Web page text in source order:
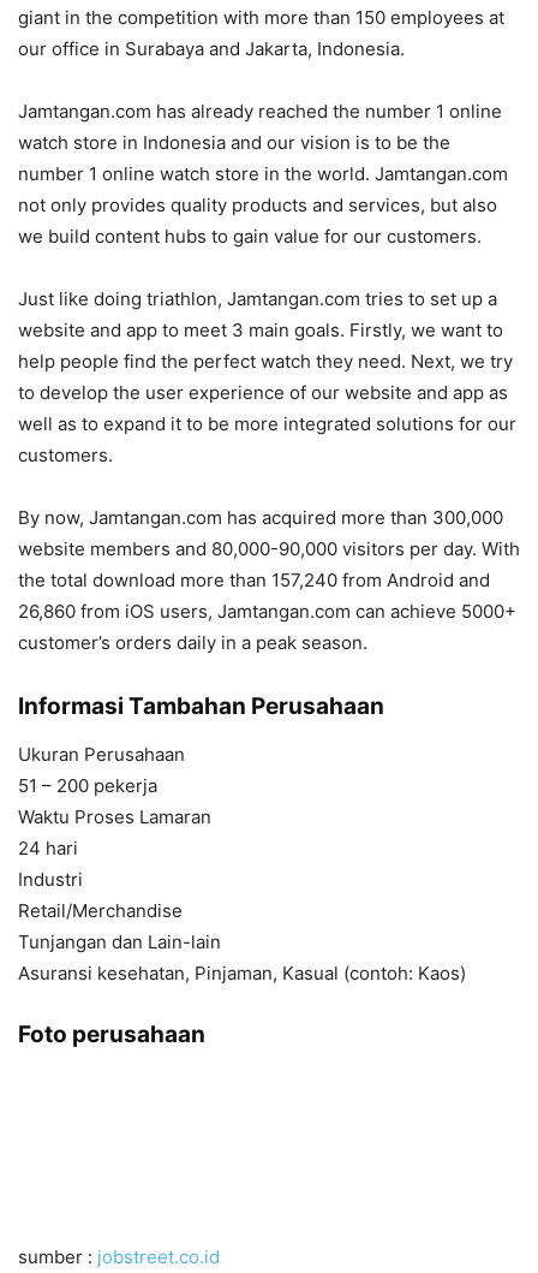
giant in the competition with more than 150 employees at
our office in Surabaya and Jakarta, Indonesia.
Jamtangan.com has already reached the number 1 online
watch store in Indonesia and our vision is to be the
number 1 online watch store in the world. Jamtangan.com
not only provides quality products and services, but also
we build content hubs to gain value for our customers.
Just like doing triathlon, Jamtangan.com tries to set up a
website and app to meet 3 main goals. Firstly, we want to
help people find the perfect watch they need. Next, we try
to develop the user experience of our website and app as
well as to expand it to be more integrated solutions for our
customers.
By now, Jamtangan.com has acquired more than 300,000
website members and 80,000-90,000 visitors per day. With
the total download more than 157,240 from Android and
26,860 from iOS users, Jamtangan.com can achieve 5000+
customer’s orders daily in a peak season.
Informasi Tambahan Perusahaan
Ukuran Perusahaan
51 – 200 pekerja
Waktu Proses Lamaran
24 hari
Industri
Retail/Merchandise
Tunjangan dan Lain-lain
Asuransi kesehatan, Pinjaman, Kasual (contoh: Kaos)
Foto perusahaan
sumber : jobstreet.co.id